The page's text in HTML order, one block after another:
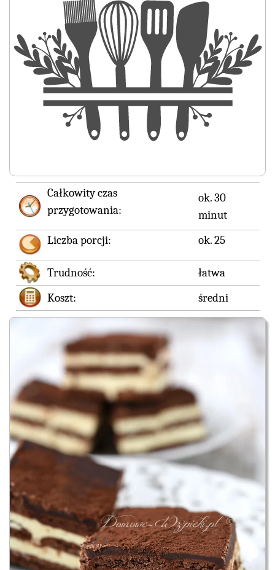
Całkowity czas
przygotowania:
ok. 30
minut
Liczba porcji:
ok. 25
Trudność:
łatwa
Koszt:
średni